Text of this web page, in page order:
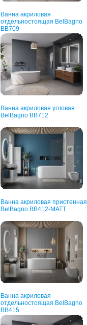
Ванна акриловая
отдельностоящая BelBagno
BB709
Ванна акриловая угловая
BelBagno BB712
Ванна акриловая пристенная
BelBagno ВВ412-MATT
Ванна акриловая
отдельностоящая BelBagno
ВВ415